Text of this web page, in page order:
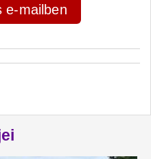
e-mailben